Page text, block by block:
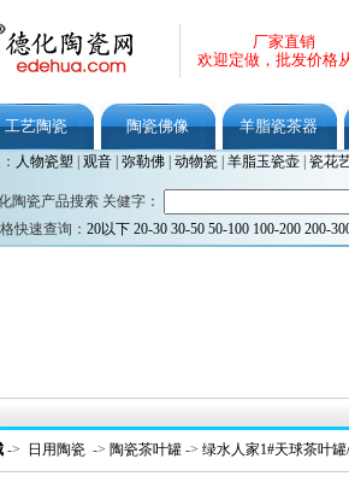
厂家直销
欢迎定做，批发价格
工艺陶瓷 陶瓷佛像 羊脂瓷茶器
人物瓷塑 观音| 弥勒佛| 动物瓷| 羊脂玉瓷壶| 瓷花
陶瓷产品搜索 关健字：
快速查询： 20以下 20-30 30-50 50-100 100-200 200-
-> 日用陶瓷 -> 陶瓷茶叶罐 -> 绿水人家1#天球茶叶